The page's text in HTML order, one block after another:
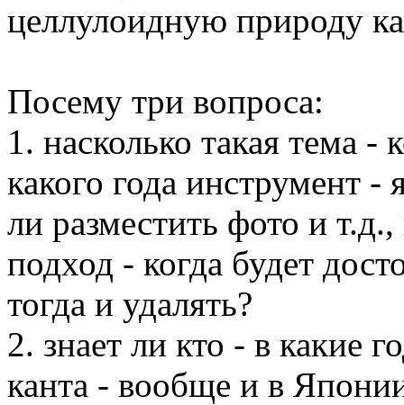
целлулоидную природу
Посему три вопроса:
1. насколько такая тема -
какого года инструмент
ли разместить фото и
подход - когда будет
тогда и удалять?
2. знает ли кто - в какие
канта - вообще и в